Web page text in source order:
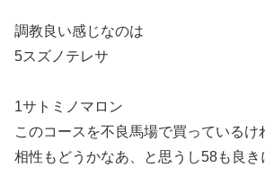
調教良い感じなのは
5スズノテレサ
1サトミノマロン
このコースを不良馬場で買っているけ
相性もどうかなあ、と思うし58も良き